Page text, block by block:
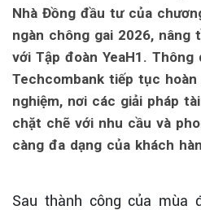
Nhà Đồng đầu tư của
ngàn chông gai 2026, nâng
với Tập đoàn YeaH1. Thông
Techcombank tiếp tục
nghiệm, nơi các giải pháp
chặt chẽ với nhu cầu và
càng đa dạng của khách
Sau thành công của mùa